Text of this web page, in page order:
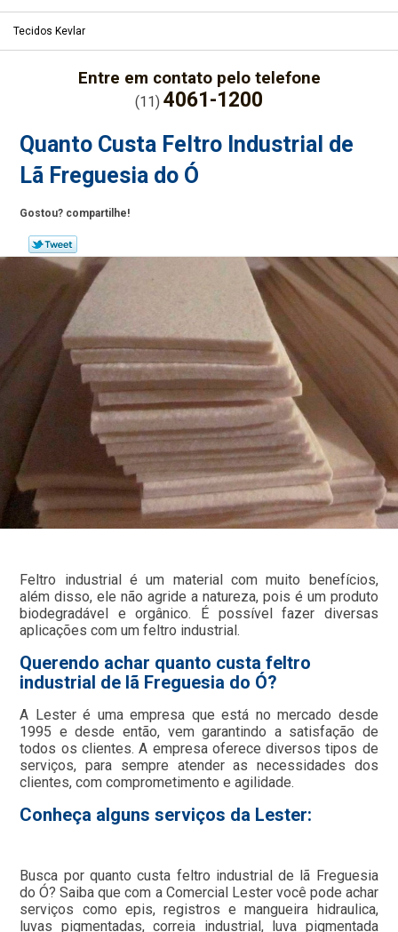
Tecidos Kevlar
Entre em contato pelo telefone
(11) 4061-1200
Quanto Custa Feltro Industrial de
Lã Freguesia do Ó
Gostou? compartilhe!
Feltro industrial é um material com muito benefícios,
além disso, ele não agride a natureza, pois é um produto
biodegradável e orgânico. É possível fazer diversas
aplicações com um feltro industrial.
Querendo achar quanto custa feltro
industrial de lã Freguesia do Ó?
A Lester é uma empresa que está no mercado desde
1995 e desde então, vem garantindo a satisfação de
todos os clientes. A empresa oferece diversos tipos de
serviços, para sempre atender as necessidades dos
clientes, com comprometimento e agilidade.
Conheça alguns serviços da Lester:
Busca por quanto custa feltro industrial de lã Freguesia
do Ó? Saiba que com a Comercial Lester você pode achar
serviços como epis, registros e mangueira hidraulica,
luvas pigmentadas, correia industrial, luva pigmentada